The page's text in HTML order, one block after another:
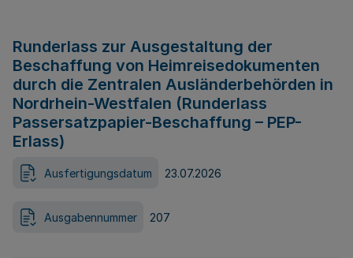
Runderlass zur Ausgestaltung der
Beschaffung von Heimreisedokumenten
durch die Zentralen Ausländerbehörden in
Nordrhein-Westfalen (Runderlass
Passersatzpapier-Beschaffung – PEP-
Erlass)
Ausfertigungsdatum 23.07.2026
Ausgabennummer 207